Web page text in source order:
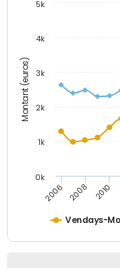
Montant (euros)
Vendays-
2006 2008 2010
0k
1k
2k
3k
4k
5k